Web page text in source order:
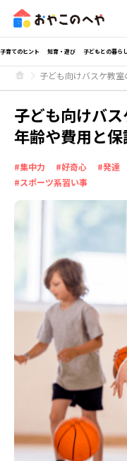
子育てのヒント 知育・遊び 子どもとの暮ら
子ども向けバスケ教
子ども向けバ
年齢や費用と
#集中力 #好奇心 #発達
#スポーツ系習い事